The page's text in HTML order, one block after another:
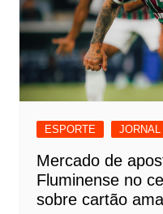
ESPORTE
Mercado de
Fluminense no
sobre cartão